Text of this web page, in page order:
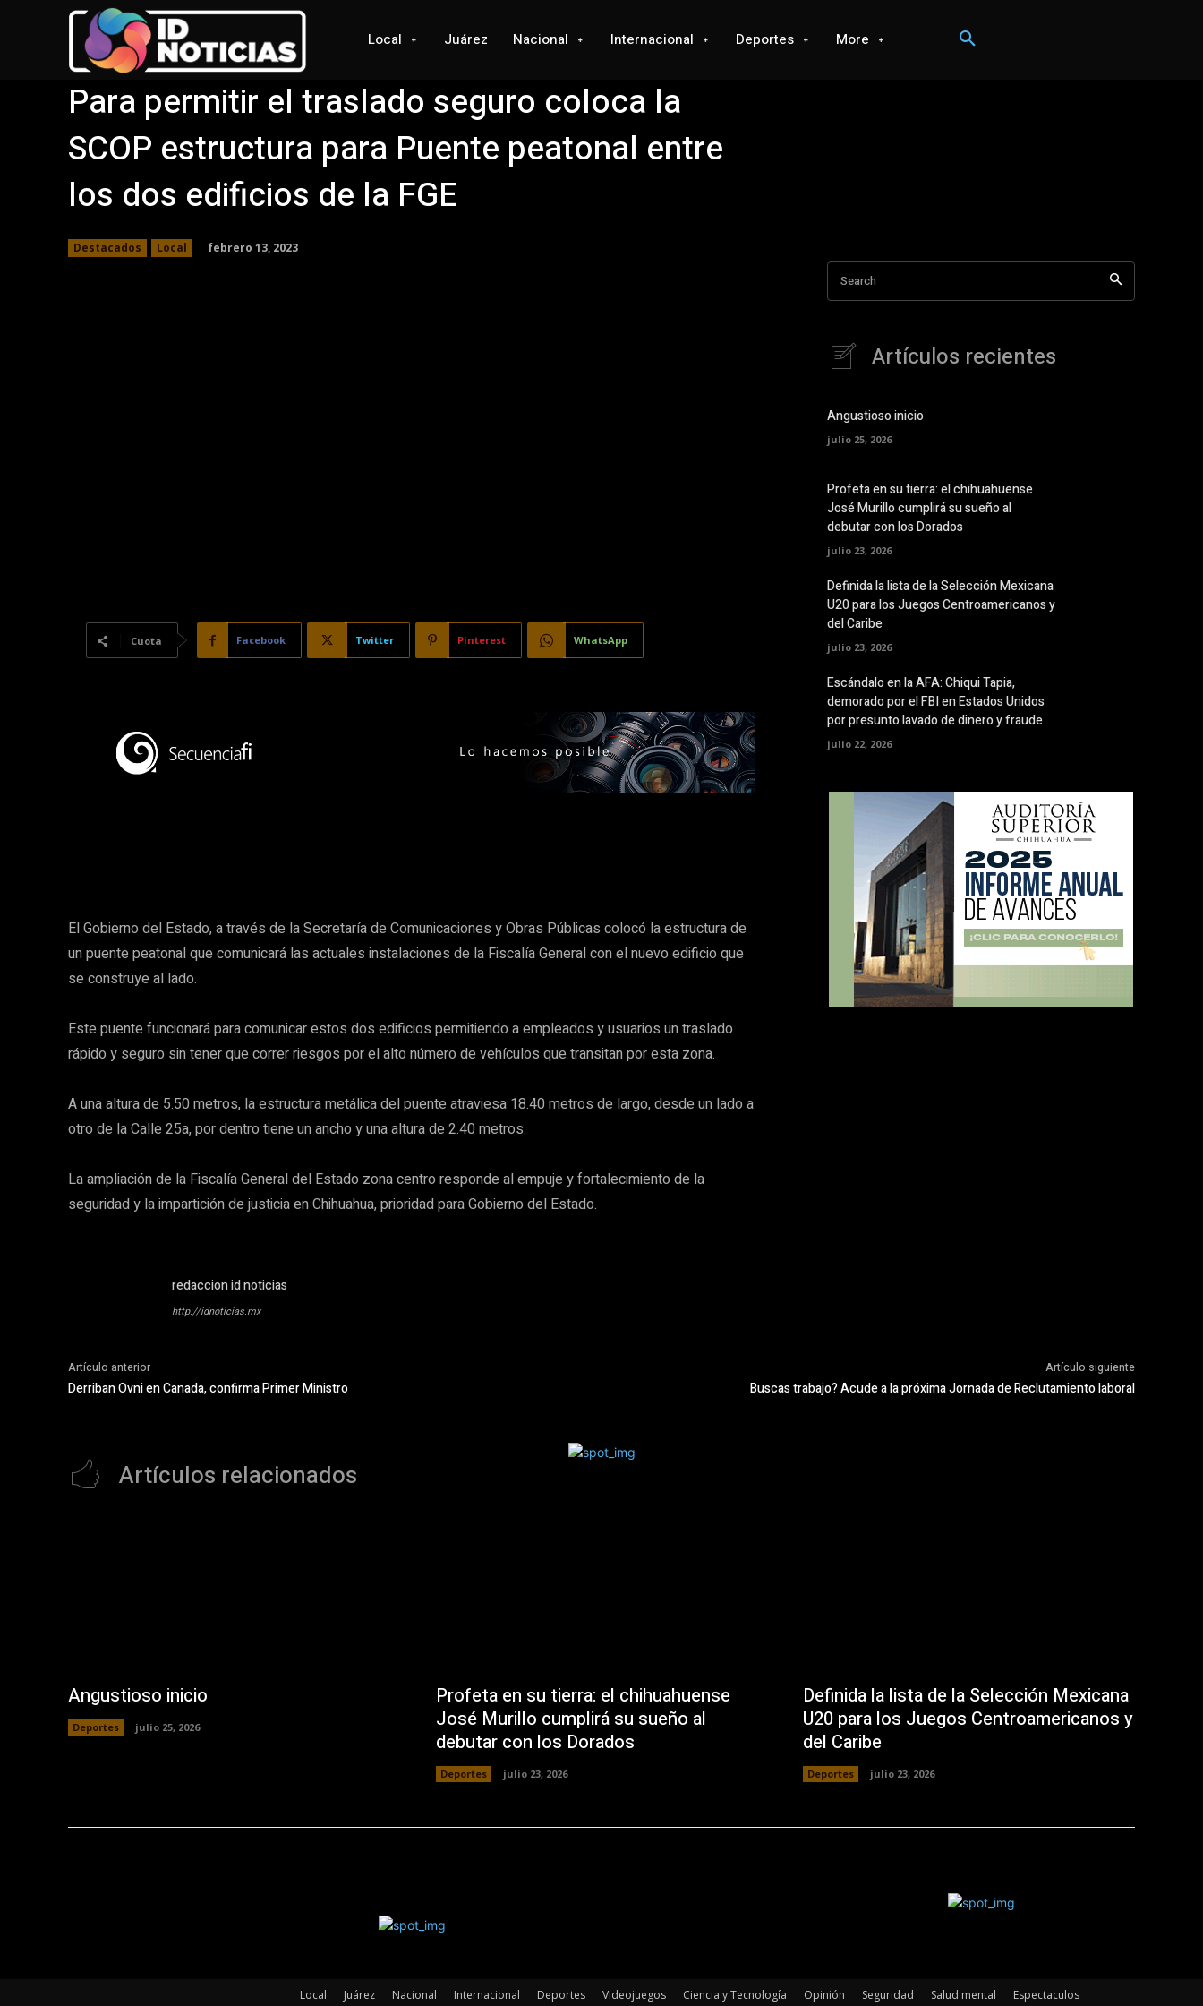
Local Juárez Nacional Internacional Deportes More
Para permitir el traslado seguro coloca la
SCOP estructura para Puente peatonal entre
los dos edificios de la FGE
Destacados Local febrero 13, 2023
Cuota Facebook Twitter Pinterest WhatsApp
El Gobierno del Estado, a través de la Secretaría de Comunicaciones y Obras Públicas colocó la estructura de
un puente peatonal que comunicará las actuales instalaciones de la Fiscalía General con el nuevo edificio que
se construye al lado.
Este puente funcionará para comunicar estos dos edificios permitiendo a empleados y usuarios un traslado
rápido y seguro sin tener que correr riesgos por el alto número de vehículos que transitan por esta zona.
A una altura de 5.50 metros, la estructura metálica del puente atraviesa 18.40 metros de largo, desde un lado a
otro de la Calle 25a, por dentro tiene un ancho y una altura de 2.40 metros.
La ampliación de la Fiscalía General del Estado zona centro responde al empuje y fortalecimiento de la
seguridad y la impartición de justicia en Chihuahua, prioridad para Gobierno del Estado.
redaccion id noticias
http://idnoticias.mx
Search
Artículos recientes
Angustioso inicio
julio 25, 2026
Profeta en su tierra: el chihuahuense
José Murillo cumplirá su sueño al
debutar con los Dorados
julio 23, 2026
Definida la lista de la Selección Mexicana
U20 para los Juegos Centroamericanos y
del Caribe
julio 23, 2026
Escándalo en la AFA: Chiqui Tapia,
demorado por el FBI en Estados Unidos
por presunto lavado de dinero y fraude
julio 22, 2026
Artículo anterior
Derriban Ovni en Canada, confirma Primer Ministro
Artículo siguiente
Buscas trabajo? Acude a la próxima Jornada de Reclutamiento laboral
Artículos relacionados
Angustioso inicio
Deportes julio 25, 2026
Profeta en su tierra: el chihuahuense
José Murillo cumplirá su sueño al
debutar con los Dorados
Deportes julio 23, 2026
Definida la lista de la Selección Mexicana
U20 para los Juegos Centroamericanos y
del Caribe
Deportes julio 23, 2026
Local Juárez Nacional Internacional Deportes Videojuegos Ciencia y Tecnología Opinión Seguridad Salud mental Espectaculos